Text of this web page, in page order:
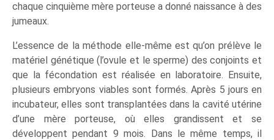
chaque cinquième mère porteuse a donné naissance à des
jumeaux.
L’essence de la méthode elle-même est qu’on prélève le
matériel génétique (l’ovule et le sperme) des conjoints et
que la fécondation est réalisée en laboratoire. Ensuite,
plusieurs embryons viables sont formés. Après 5 jours en
incubateur, elles sont transplantées dans la cavité utérine
d’une mère porteuse, où elles grandissent et se
développent pendant 9 mois. Dans le même temps, il